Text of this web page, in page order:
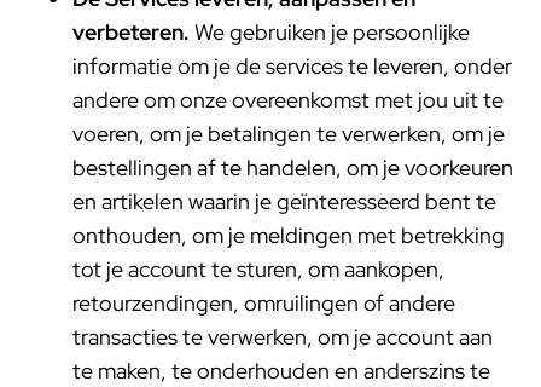
verbeteren. We gebruiken je persoonlijke
informatie om je de services te leveren, onder
andere om onze overeenkomst met jou uit te
voeren, om je betalingen te verwerken, om je
bestellingen af te handelen, om je voorkeuren
en artikelen waarin je geïnteresseerd bent te
onthouden, om je meldingen met betrekking
tot je account te sturen, om aankopen,
retourzendingen, omruilingen of andere
transacties te verwerken, om je account aan
te maken, te onderhouden en anderszins te